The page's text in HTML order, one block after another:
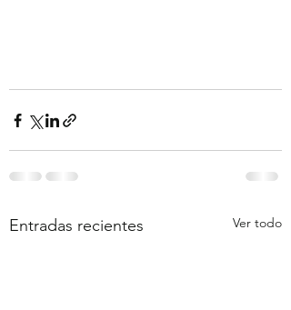
Entradas recientes Ver todo